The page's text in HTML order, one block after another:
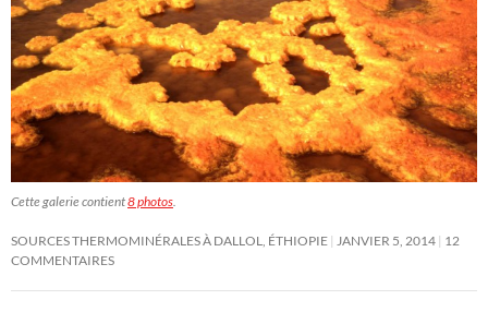
Cette galerie contient8 photos.
SOURCES THERMOMINÉRALES À DALLOL, ÉTHIOPIE JANVIER 5, 2014 12
COMMENTAIRES